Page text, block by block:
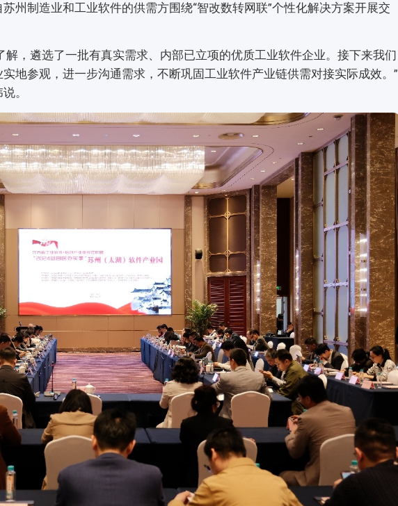
州制造业和工业软件的供需方围绕“智改数转网联”个性化解决方案开展交
遴选了一批有真实需求、内部已立项的优质工业软件企业。接下来我们
地参观，进一步沟通需求，不断巩固工业软件产业链供需对接实际成效。”
。